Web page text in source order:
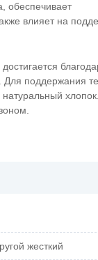
обеспечивает
влияет на
поддержания
жесткий